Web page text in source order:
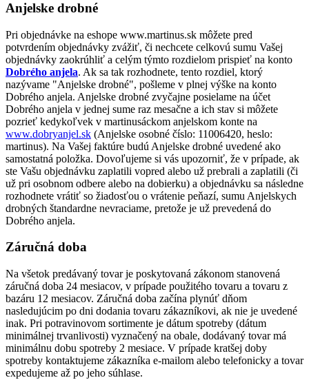
Anjelske drobné
Pri objednávke na eshope www.martinus.sk môžete pred
potvrdením objednávky zvážiť, či nechcete celkovú sumu Vašej
objednávky zaokrúhliť a celým týmto rozdielom prispieť na konto
Dobrého anjela. Ak sa tak rozhodnete, tento rozdiel, ktorý
nazývame "Anjelske drobné", pošleme v plnej výške na konto
Dobrého anjela. Anjelske drobné zvyčajne posielame na účet
Dobrého anjela v jednej sume raz mesačne a ich stav si môžete
pozrieť kedykoľvek v martinusáckom anjelskom konte na
www.dobryanjel.sk (Anjelske osobné číslo: 11006420, heslo:
martinus). Na Vašej faktúre budú Anjelske drobné uvedené ako
samostatná položka. Dovoľujeme si vás upozorniť, že v prípade, ak
ste Vašu objednávku zaplatili vopred alebo už prebrali a zaplatili (či
už pri osobnom odbere alebo na dobierku) a objednávku sa následne
rozhodnete vrátiť so žiadosťou o vrátenie peňazí, sumu Anjelskych
drobných štandardne nevraciame, pretože je už prevedená do
Dobrého anjela.
Záručná doba
Na všetok predávaný tovar je poskytovaná zákonom stanovená
záručná doba 24 mesiacov, v prípade použitého tovaru a tovaru z
bazáru 12 mesiacov. Záručná doba začína plynúť dňom
nasledujúcim po dni dodania tovaru zákazníkovi, ak nie je uvedené
inak. Pri potravinovom sortimente je dátum spotreby (dátum
minimálnej trvanlivosti) vyznačený na obale, dodávaný tovar má
minimálnu dobu spotreby 2 mesiace. V prípade kratšej doby
spotreby kontaktujeme zákazníka e-mailom alebo telefonicky a tovar
expedujeme až po jeho súhlase.